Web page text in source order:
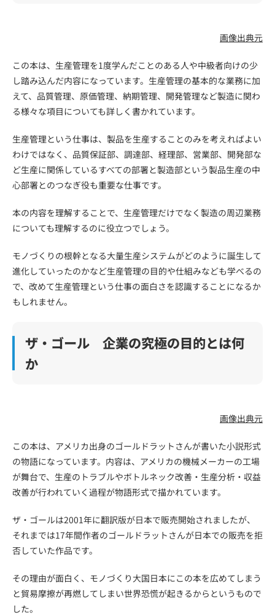
画像出典元
この本は、生産管理を1度学んだことのある人や中級者向けの少
し踏み込んだ内容になっています。生産管理の基本的な業務に加
えて、品質管理、原価管理、納期管理、開発管理など製造に関わ
る様々な項目についても詳しく書かれています。
生産管理という仕事は、製品を生産することのみを考えればよい
わけではなく、品質保証部、調達部、経理部、営業部、開発部な
ど生産に関係しているすべての部署と製造部という製品生産の中
心部署とのつなぎ役も重要な仕事です。
本の内容を理解することで、生産管理だけでなく製造の周辺業務
についても理解するのに役立つでしょう。
モノづくりの根幹となる大量生産システムがどのように誕生して
進化していったのかなど生産管理の目的や仕組みなども学べるの
で、改めて生産管理という仕事の面白さを認識することになるか
もしれません。
ザ・ゴール 企業の究極の目的とは何
か
画像出典元
この本は、アメリカ出身のゴールドラットさんが書いた小説形式
の物語になっています。内容は、アメリカの機械メーカーの工場
が舞台で、生産のトラブルやボトルネック改善・生産分析・収益
改善が行われていく過程が物語形式で描かれています。
ザ・ゴールは2001年に翻訳版が日本で販売開始されましたが、
それまでは17年間作者のゴールドラットさんが日本での販売を拒
否していた作品です。
その理由が面白く、モノづくり大国日本にこの本を広めてしまう
と貿易摩擦が再燃してしまい世界恐慌が起きるからというもので
した。